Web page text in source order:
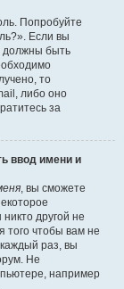
Попробуйте
Если вы
должны быть
то
либо оно
за
ввод имени и
, вы сможете
другой не
того чтобы вам не
раз, вы
Не
например